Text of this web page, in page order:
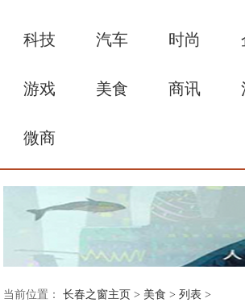
科技 汽车 时尚
游戏 美食 商讯
微商
当前位置： 长春之窗主页 > 美食 > 列表 >